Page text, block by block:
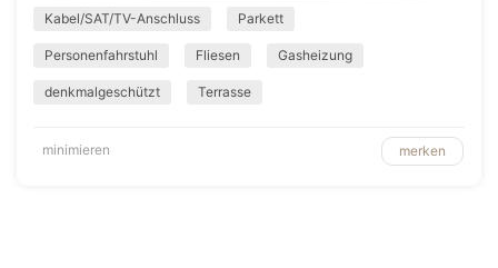
Kabel/SAT/TV-Anschluss Parkett
Personenfahrstuhl Fliesen Gasheizung
denkmalgeschützt Terrasse
minimieren merken